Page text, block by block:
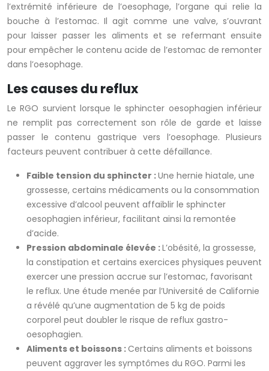
l’extrémité inférieure de l’oesophage, l’organe qui relie la
bouche à l’estomac. Il agit comme une valve, s’ouvrant
pour laisser passer les aliments et se refermant ensuite
pour empêcher le contenu acide de l’estomac de remonter
dans l’oesophage.
Les causes du reflux
Le RGO survient lorsque le sphincter oesophagien inférieur
ne remplit pas correctement son rôle de garde et laisse
passer le contenu gastrique vers l’oesophage. Plusieurs
facteurs peuvent contribuer à cette défaillance.
Faible tension du sphincter :Une hernie hiatale, une
grossesse, certains médicaments ou la consommation
excessive d’alcool peuvent affaiblir le sphincter
oesophagien inférieur, facilitant ainsi la remontée
d’acide.
Pression abdominale élevée :L’obésité, la grossesse,
la constipation et certains exercices physiques peuvent
exercer une pression accrue sur l’estomac, favorisant
le reflux. Une étude menée par l’Université de Californie
a révélé qu’une augmentation de 5 kg de poids
corporel peut doubler le risque de reflux gastro-
oesophagien.
Aliments et boissons :Certains aliments et boissons
peuvent aggraver les symptômes du RGO. Parmi les